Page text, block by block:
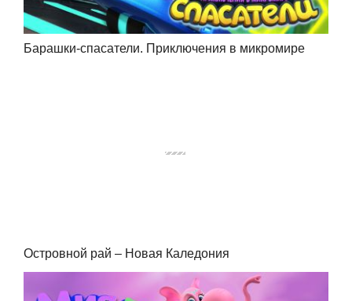
Барашки-спасатели. Приключения в микромире
Островной рай – Новая Каледония